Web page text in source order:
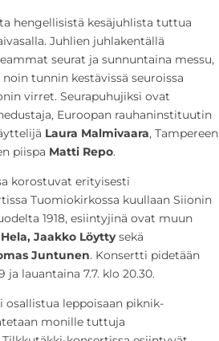
hengellisistä kesäjuhlista tuttua
Juhlien juhlakentällä
seurat ja sunnuntaina messu,
tunnin kestävissä seuroissa
virret. Seurapuhujiksi ovat
Euroopan rauhaninstituutin
Laura Malmivaara, Tampereen
piispa Matti Repo.
korostuvat erityisesti
Tuomiokirkossa kuullaan Siionin
1918, esiintyjinä ovat muun
Jaakko Löyttysekä
Juntunen. Konsertti pidetään
ja lauantaina 7.7. klo 20.30.
osallistua leppoisaan piknik-
monille tuttuja